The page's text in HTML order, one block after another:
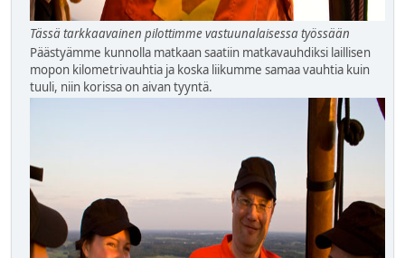
Tässä tarkkaavainen pilottimme vastuunalaisessa työssään
Päästyämme kunnolla matkaan saatiin matkavauhdiksi laillisen
mopon kilometrivauhtia ja koska liikumme samaa vauhtia kuin
tuuli, niin korissa on aivan tyyntä.